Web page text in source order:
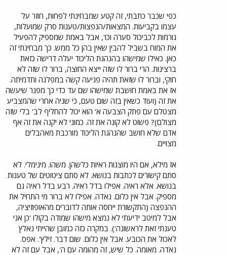
כפי שכבר כתבתי, זה קטע שמבחינתי לפחות, חוזר על
עצמו בקביעות. המצאות/הנפצות/טענות סרק שמועלות,
גורמות לכביכול סערה וכו', אבל באמת שמספיק להפעיל
את המוח בשביל להבין שאין בהן כל ממש. כך מבחינתי זה
כאן. כאילו שמישהו בהנהגת הליכוד יעלה דרישה כזאת
ברצינות. הרי ברור לו שזה ייצא החוצה, ברור לו שזה לא
חוקי, וברור לו שזאת תהיה פגיעה קשה במפלגה ותדמיתה.
אז את באמת חושבת שמישהו שם עד כדי כך מפגר שיעשה
את זה (ועוד כשאין בזה שום טעם, כי שניה אחרי שהמצביע
מצטלם עם פתק הצבעה א' הוא יכול להחליף לב' בלי שזה
מצולם)? פשוט לא קונה את זה. כמוני לא יקנה את זה אף
אדם שלא חושב שהנהגת הליכוד מורכבת מאהבלים
מצויים.
אז מילא, אם היו מוצגות ראיות כלשהן. משהו. מינימלי. לא
סתם קישורים לכתבות בנושא. לא סתם ציטוטים של טענות
בנושא. אלא ראיה. אפילו בדל ראיה. רבע בדל ראיה גם
מספיק. אבל אין כלום. נאדה. אפילו לא ברור מי התחיל את
ההנפצה (התקשורת ייחסה אותה לדוברים מהאופוזיציה,
אבל למיטב ידיעתי לא נמצא מישהו שמודה בקולו 'כן אני
טענתי זאת לראשונה'). במקרה כזה כמובן שהייתי נאלץ
לאכול את הכובע. אבל אין כלום. שום דבר. זילץ'. אפס.
נאדה. מאומה. כל שיש, זה מהומה עם ה', אבל עם זה לא